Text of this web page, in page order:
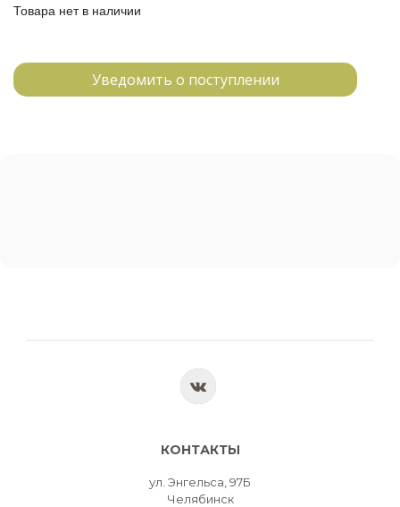
Товара нет в наличии
Уведомить о поступлении
КОНТАКТЫ
ул. Энгельса, 97Б
Челябинск